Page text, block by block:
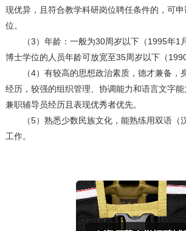
现优异，且符合教学科研岗位聘任条件的，可
位。
（3）年龄：一般为30周岁以下（1995年1
博士学位的人员年龄可放宽至35周岁以下（
（4）有较高的思想政治素质，德才兼备，
经历，较强的组织管理、协调能力和语言文字能
兼职辅导员经历且表现优秀者优先。
（5）熟悉少数民族文化，能熟练用双语（
工作。